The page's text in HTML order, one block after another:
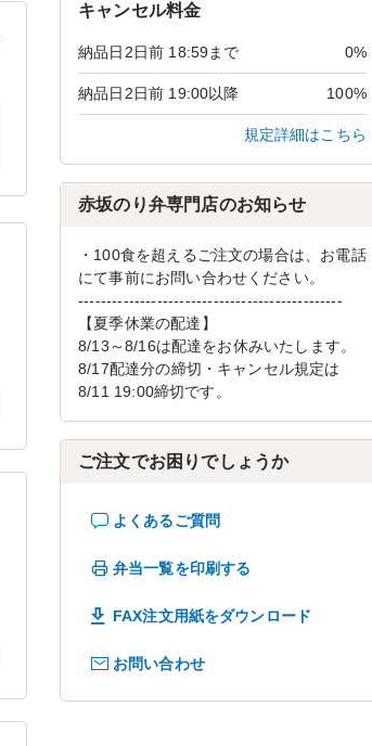
キャンセル料金
納品日2日前 18:59まで 0%
納品日2日前 19:00以降 100%
規定詳細はこちら
赤坂のり弁専門店のお知らせ
・100食を超えるご注文の場合は、お電話
にて事前にお問い合わせください。
-----------------------------------------------
【夏季休業の配達】
8/13～8/16は配達をお休みいたします。
8/17配達分の締切・キャンセル規定は
8/11 19:00締切です。
ご注文でお困りでしょうか
よくあるご質問
弁当一覧を印刷する
FAX注文用紙をダウンロード
お問い合わせ